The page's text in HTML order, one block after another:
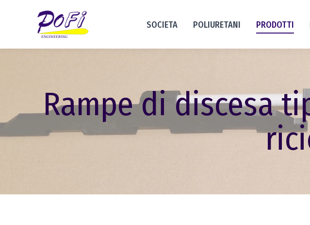
SOCIETA POLIURETANI PRODOTTI
Rampe di discesa